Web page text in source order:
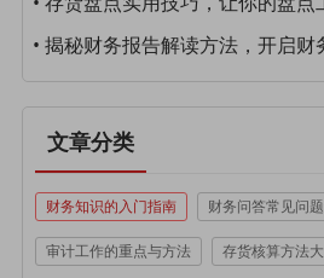
• 揭秘财务报告解读方法，开启财
文章分类
财务知识的入门指南 财务问答常见问
审计工作的重点与方法 存货核算方法